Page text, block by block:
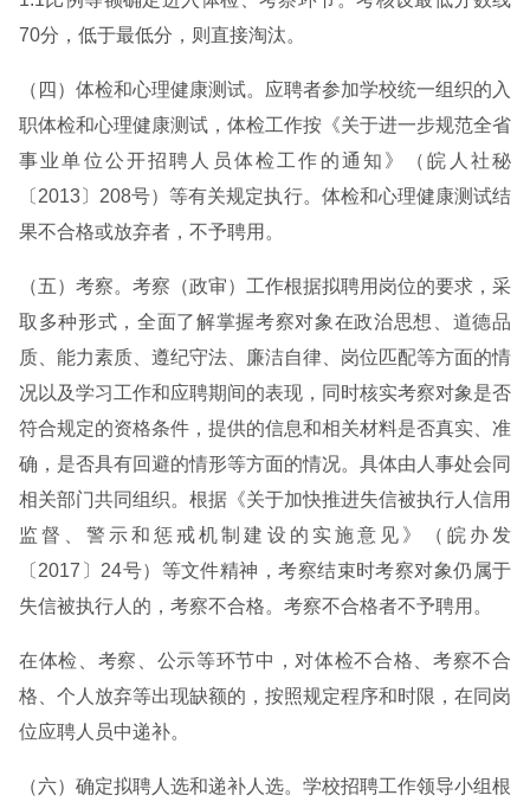
70分，低于最低分，则直接淘汰。
（四）体检和心理健康测试。应聘者参加学校统一组织的入
职体检和心理健康测试，体检工作按《关于进一步规范全省
事业单位公开招聘人员体检工作的通知》（皖人社秘
〔2013〕208号）等有关规定执行。体检和心理健康测试结
果不合格或放弃者，不予聘用。
（五）考察。考察（政审）工作根据拟聘用岗位的要求，采
取多种形式，全面了解掌握考察对象在政治思想、道德品
质、能力素质、遵纪守法、廉洁自律、岗位匹配等方面的情
况以及学习工作和应聘期间的表现，同时核实考察对象是否
符合规定的资格条件，提供的信息和相关材料是否真实、准
确，是否具有回避的情形等方面的情况。具体由人事处会同
相关部门共同组织。根据《关于加快推进失信被执行人信用
监督、警示和惩戒机制建设的实施意见》（皖办发
〔2017〕24号）等文件精神，考察结束时考察对象仍属于
失信被执行人的，考察不合格。考察不合格者不予聘用。
在体检、考察、公示等环节中，对体检不合格、考察不合
格、个人放弃等出现缺额的，按照规定程序和时限，在同岗
位应聘人员中递补。
（六）确定拟聘人选和递补人选。学校招聘工作领导小组根